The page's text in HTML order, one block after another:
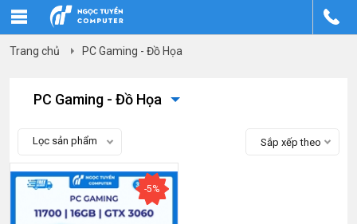
Trang chủ PC Gaming - Đồ Họa
PC Gaming - Đồ Họa
Lọc sản phẩm Sắp xếp theo
-5%